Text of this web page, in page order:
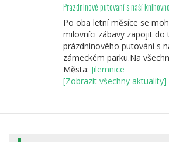
Prázdninové putování s naší
Po oba letní měsíce se
milovníci zábavy zapojit do
prázdninového putování s
zámeckém parku.Na
Města: Jilemnice
[Zobrazit všechny aktuality]